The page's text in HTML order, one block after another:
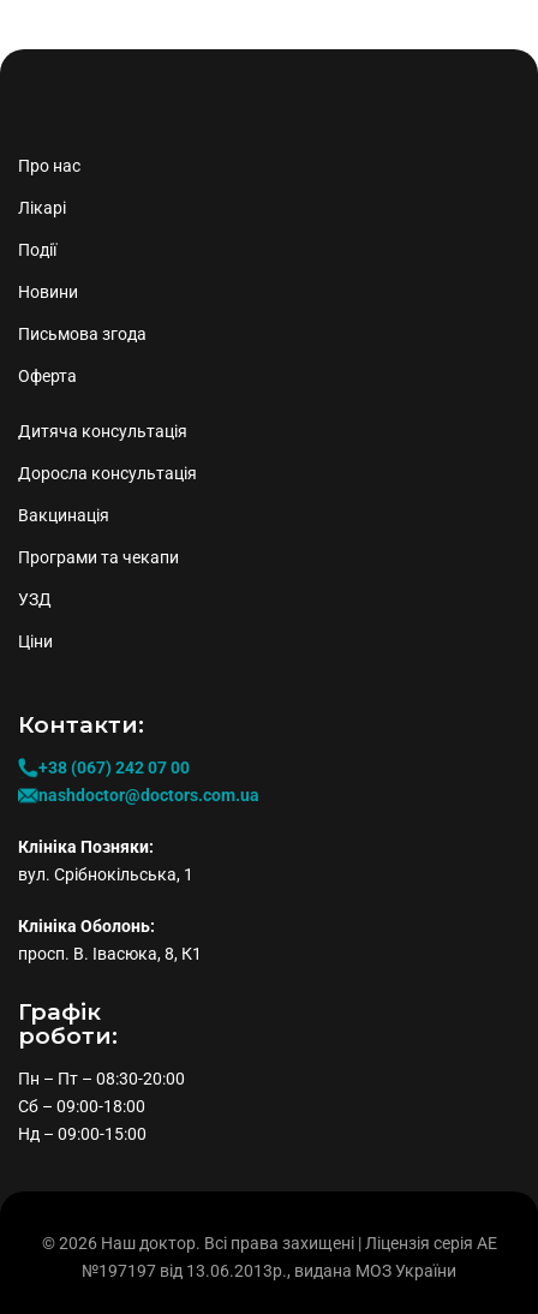
Про нас
Лікарі
Події
Новини
Письмова згода
Оферта
Дитяча консультація
Доросла консультація
Вакцинація
Програми та чекапи
УЗД
Ціни
Контакти:
+38 (067) 242 07 00
nashdoctor@doctors.com.ua
Клініка Позняки:
вул. Срібнокільська, 1
Клініка Оболонь:
просп. В. Івасюка, 8, К1
Графiк
роботи:
Пн – Пт – 08:30-20:00
Сб – 09:00-18:00
Нд – 09:00-15:00
© 2026 Наш доктор. Всі права захищені | Ліцензія серія АЕ
№197197 від 13.06.2013р., видана МОЗ України